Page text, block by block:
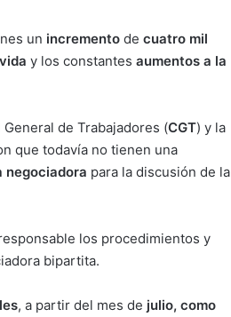
un incremento de cuatro mil
y los constantes aumentos a la
General de Trabajadores (CGT) y la
que todavía no tienen una
negociadora para la discusión de la
los procedimientos y
bipartita.
, a partir del mes de julio, como